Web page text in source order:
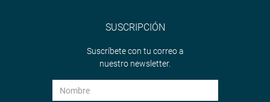
SUSCRIPCIÓN
Suscríbete con tu correo a
nuestro newsletter.